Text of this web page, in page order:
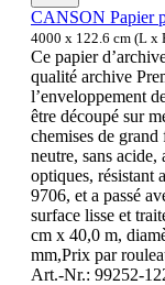
CANSON Papier
4000 x 122.6 cm (L x
Ce papier
qualité archive
l’enveloppement
être découpé sur
chemises de
neutre, sans acide,
optiques, résistant
9706, et a passé
surface lisse et
cm x 40,0 m,
mm,Prix par
Art.-Nr.: 99252-